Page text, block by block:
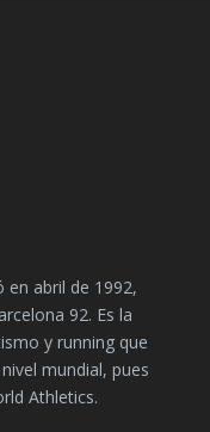
en abril de 1992,
92. Es la
y running que
mundial, pues
Athletics.